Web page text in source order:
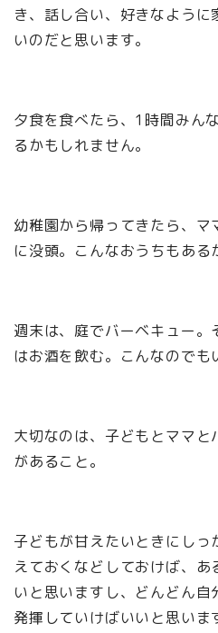
き、話し合い、好きなよう
いのだと思います。
夕食を食べたら、1時間みん
るかもしれません。
幼稚園から帰ってきたら、マ
に没頭。こんなおうちもある
週末は、庭でバーベキュー。
はお酒を飲む。こんなのでも
大切なのは、子どもとママと
があること。
子どもが甘えたいときにし
えておくなどしておけば、
いと思いますし、どんどん自
発揮していけばいいと思いま